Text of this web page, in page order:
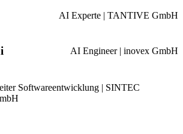
AI Experte | TANTIVE GmbH
AI Engineer | inovex GmbH
Softwareentwicklung | SINTEC